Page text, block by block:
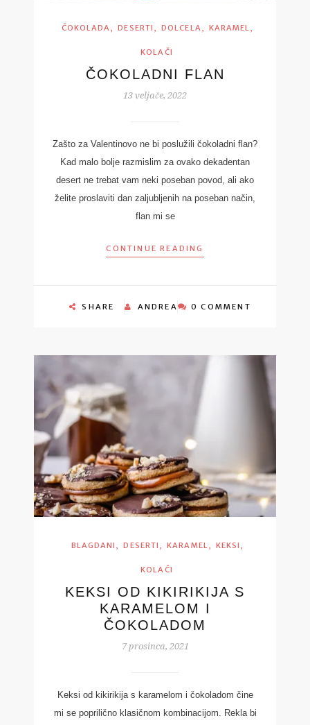
ČOKOLADA, DESERTI , DOLCELA, KARAMEL,
KOLAČI
ČOKOLADNI FLAN
13 veljače, 2022
Zašto za Valentinovo ne bi poslužili čokoladni flan?
Kad malo bolje razmislim za ovako dekadentan
desert ne trebat vam neki poseban povod, ali ako
želite proslaviti dan zaljubljenih na poseban način,
flan mi se
CONTINUE READING
SHARE ANDREA 0 COMMENT
BLAGDANI , DESERTI , KARAMEL, KEKSI ,
KOLAČI
KEKSI OD KIKIRIKIJA S
KARAMELOM I
ČOKOLADOM
7 prosinca, 2021
Keksi od kikirikija s karamelom i čokoladom čine
mi se poprilično klasičnom kombinacijom. Rekla bi